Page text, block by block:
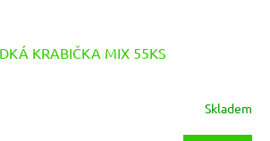
KRABIČKA MIX 55KS
Skladem